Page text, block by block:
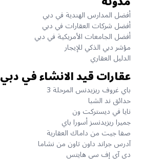
أفضل المدارس الهندية في دبي
أفضل شركات العقارات في دبي
أفضل الجامعات الأمريكية في دبي
مؤشر دبي الذكي للإيجار
الدليل العقاري
عقارات قيد الانشاء في دبي
باي غروف ريزيدنس المرحلة 3
حدائق ند الشبا
نايا في ديستركت ون
جميرا ريزيدنسز أسورا باي
صفا جيت من داماك العقارية
آدرس جراند داون تاون من نشاما
دي آي إف سي هايتس